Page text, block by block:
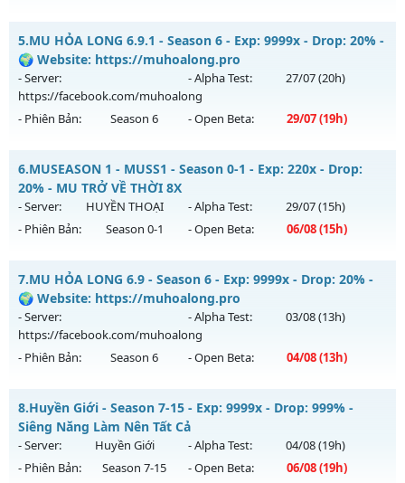
Thể loại: Mu Nguyên bản Webzen
Antihack: GoldShield
ĐUA TOP NHẬN MỐC NẠP - TẶNG SET 400 FULL THẦN+3M
WC FREE
Mu mới ra tháng 08 2026 - Mở máy chủ
BOSS 24/7 SĂN
WCOINC THẢ GAvào 08h ngày 06/08/2626
Exp: 9999x - Drop: 80%
Thể loại: Mu Nguyên bản Webzen
Antihack: KHÔNG THỂ HACK
5.MU HỎA LONG 6.9.1 - Season 6 - Exp: 9999x - Drop: 20% -
🌍 Website: https://muhoalong.pro
- Server:
https://facebook.com/muhoalong
- Alpha Test: 27/07(20h)
- Phiên Bản: Season 6 - Open Beta: 29/07(19h)
Mu mới ra tháng 07 2026 - Mở máy chủ
https://facebook.com/muhoalongvào 19h ngày
29/07/2626
Kiểu reset: Non Reset
Thể loại: Mu Nguyên bản Webzen
Antihack: Xshiel
6.MUSEASON 1 - MUSS1 - Season 0-1 - Exp: 220x - Drop:
20% - MU TRỞ VỀ THỜI 8X
- Server: HUYỀN THOẠI - Alpha Test: 29/07(15h)
- Phiên Bản:
Season 0-1 - Open Beta: 06/08(15h)
MUSEASON 1 - MUSS1 - MU TRỞ VỀ THỜI 8X
Mu mới ra tháng 08 2026 - Mở máy chủ
15h ngày 06/08/2626
Exp: 220x - Drop: 20%
Antihack: IGMU.DEV
7.MU HỎA LONG 6.9 - Season 6 - Exp: 9999x - Drop: 20% -
🌍 Website: https://muhoalong.pro
- Server:
https://facebook.com/muhoalong
- Alpha Test: 03/08(13h)
- Phiên Bản: Season 6 - Open Beta: 04/08(13h)
MU HỎA LONG 6.9 - 🌍 Website: https://muhoalong.pro
Mu mới ra tháng 08 2026 - Mở máy chủ
https://facebook.com/muhoalongvào 13h ngày
04/08/2626
8.Huyền Giới - Season 7-15 - Exp: 9999x - Drop: 999% -
Siêng Năng Làm Nên Tất Cả
- Server: Huyền Giới - Alpha Test: 04/08(19h)
- Phiên Bản:
Season 7-15 - Open Beta: 06/08(19h)